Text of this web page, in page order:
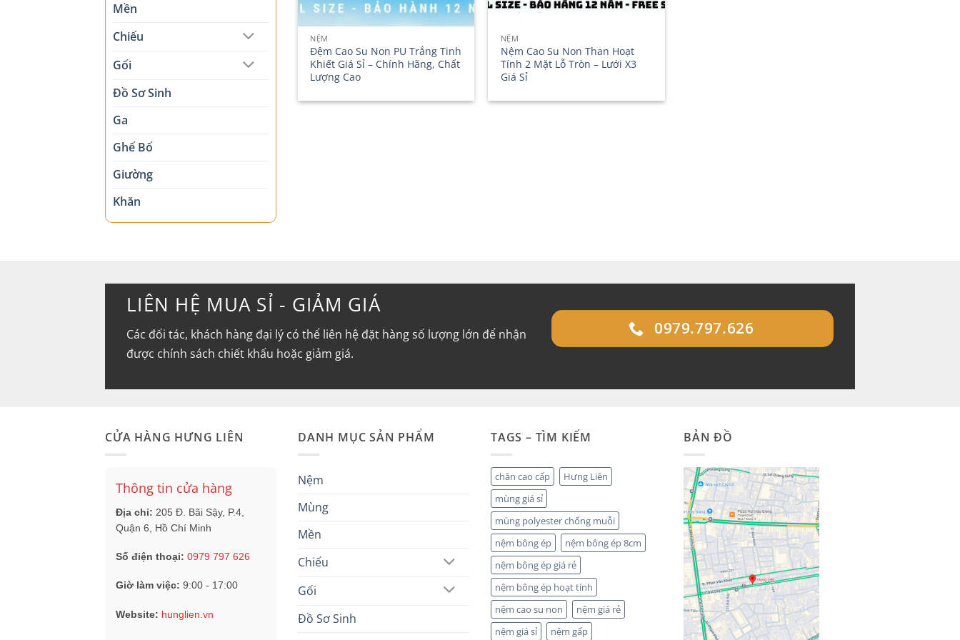
Mền
Chiếu
Gối
Đồ Sơ Sinh
Ga
Ghế Bố
Giường
Khăn
NỆM
Đệm Cao Su Non PU Trắng Tinh
Khiết Giá Sỉ – Chính Hãng, Chất
Lượng Cao
NỆM
Nệm Cao Su Non Than Hoạt
Tính 2 Mặt Lỗ Tròn – Lưới X3
Giá Sỉ
LIÊN HỆ MUA SỈ - GIẢM GIÁ
Các đối tác, khách hàng đại lý có thể liên hệ đặt hàng số lượng lớn để nhận
được chính sách chiết khấu hoặc giảm giá.
0979.797.626
CỬA HÀNG HƯNG LIÊN
Thông tin cửa hàng
Địa chỉ: 205 Đ. Bãi Sậy, P.4,
Quận 6, Hồ Chí Minh
Số điện thoại: 0979 797 626
Giờ làm việc: 9:00 - 17:00
Website: hunglien.vn
DANH MỤC SẢN PHẨM
Nệm
Mùng
Mền
Chiếu
Gối
Đồ Sơ Sinh
TAGS – TÌM KIẾM
chăn cao cấp
Hưng Liên
mùng giá sỉ
mùng polyester chống muỗi
nệm bông ép
nệm bông ép 8cm
nệm bông ép giá rẻ
nệm bông ép hoạt tính
nệm cao su non
nệm giá rẻ
nệm giá sỉ
nệm gấp
BẢN ĐỒ